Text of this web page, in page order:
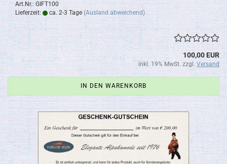
Art.Nr.: GIFT100
Lieferzeit:
ca. 2-3 Tage (Ausland abweichend)
100,00 EUR
inkl. 19% MwSt. zzgl.Versand
IN DEN WARENKORB